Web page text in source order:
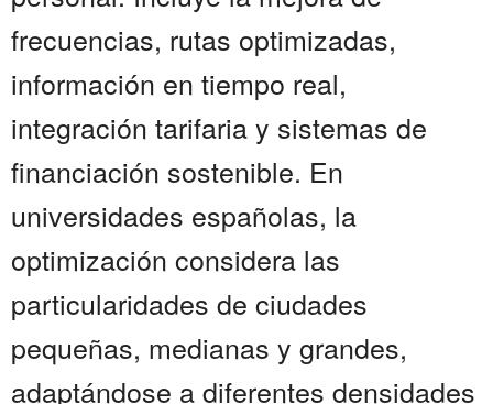
frecuencias, rutas optimizadas,
información en tiempo real,
integración tarifaria y sistemas de
financiación sostenible. En
universidades españolas, la
optimización considera las
particularidades de ciudades
pequeñas, medianas y grandes,
adaptándose a diferentes densidades